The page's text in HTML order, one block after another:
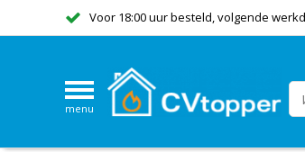
Voor 18:00 uur besteld, volgende
menu